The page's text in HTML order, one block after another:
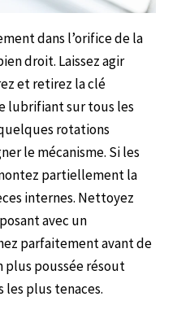
dans l’orifice de la
droit. Laissez agir
et retirez la clé
lubrifiant sur tous les
rotations
le mécanisme. Si les
partiellement la
internes. Nettoyez
avec un
parfaitement avant de
poussée résout
plus tenaces.